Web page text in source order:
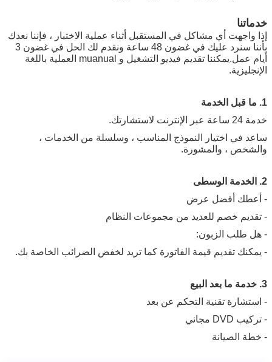
خدماتنا
إذا واجهت أي مشاكل في المستقبل أثناء عملية الاختبار ، فإننا نعدك
بأننا سنرد عليك في غضون 48 ساعة ونقدم لك الحل في غضون 3
أيام عمل.يمكننا تقديم فيديو التشغيل و muanual العملية باللغة
الإنجليزية.
1. ما قبل الخدمة
خدمة 24 ساعة عبر الإنترنت لاستشارتك.
ساعد في اختيار النموذج المناسب ، وسلسلة من الخدمات ،
والشخص ، والمشورة.
2. الخدمة الوسطى
- أعطك أفضل عرض
- تقديم خصم للعديد من مجموعات النظام
- هل طلب الزبون:
- يمكنك تقديم قيمة الفاتورة كما تريد لخفض الضرائب الخاصة بك.
3. خدمة ما بعد البيع
- استشارة تقنية التحكم عن بعد
- تركيب DVD مجاني
- خطة الصيانة